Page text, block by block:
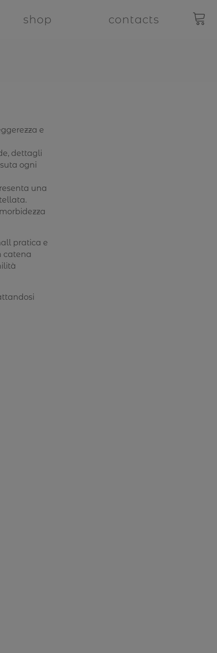
shop contacts
e
dettagli
ogni
una
pratica e
catena